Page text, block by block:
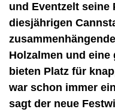
und Eventzelt seine
diesjährigen
Holzalmen und
bieten Platz für
war schon immer
sagt der neue